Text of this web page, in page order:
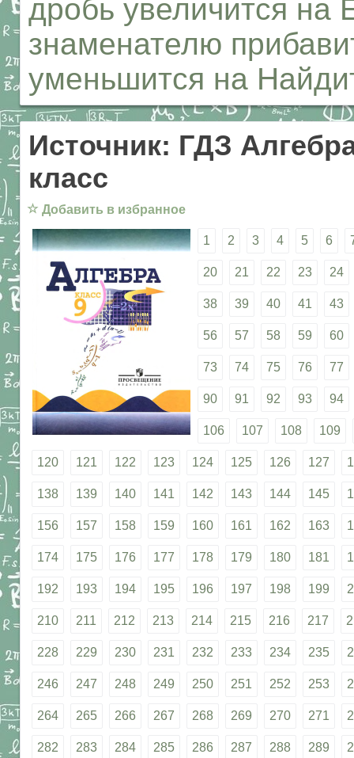
дробь увеличится на
знаменателю
уменьшится на
Источник: ГДЗ
класс
☆ Добавить в избранное
1 2 3 4 5 6
20 21 22 23 24
38 39 40 41 43
56 57 58 59 60
73 74 75 76 77
90 91 92 93 94
106 107 108 109
120 121 122 123 124 125 126 127
138 139 140 141 142 143 144 145
156 157 158 159 160 161 162 163
174 175 176 177 178 179 180 181
192 193 194 195 196 197 198 199
210 211 212 213 214 215 216 217
228 229 230 231 232 233 234 235
246 247 248 249 250 251 252 253
264 265 266 267 268 269 270 271
282 283 284 285 286 287 288 289